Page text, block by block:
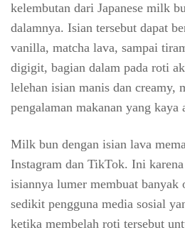
kelembutan dari Japanese milk
dalamnya. Isian tersebut dapat
vanilla, matcha lava, sampai
digigit, bagian dalam pada roti
lelehan isian manis dan creamy,
pengalaman makanan yang kaya
Milk bun dengan isian lava
Instagram dan TikTok. Ini
isiannya lumer membuat
sedikit pengguna media sosial
ketika membelah roti tersebut